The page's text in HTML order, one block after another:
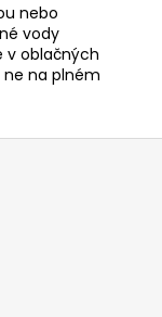
nebo
vody
v oblačných
na plném